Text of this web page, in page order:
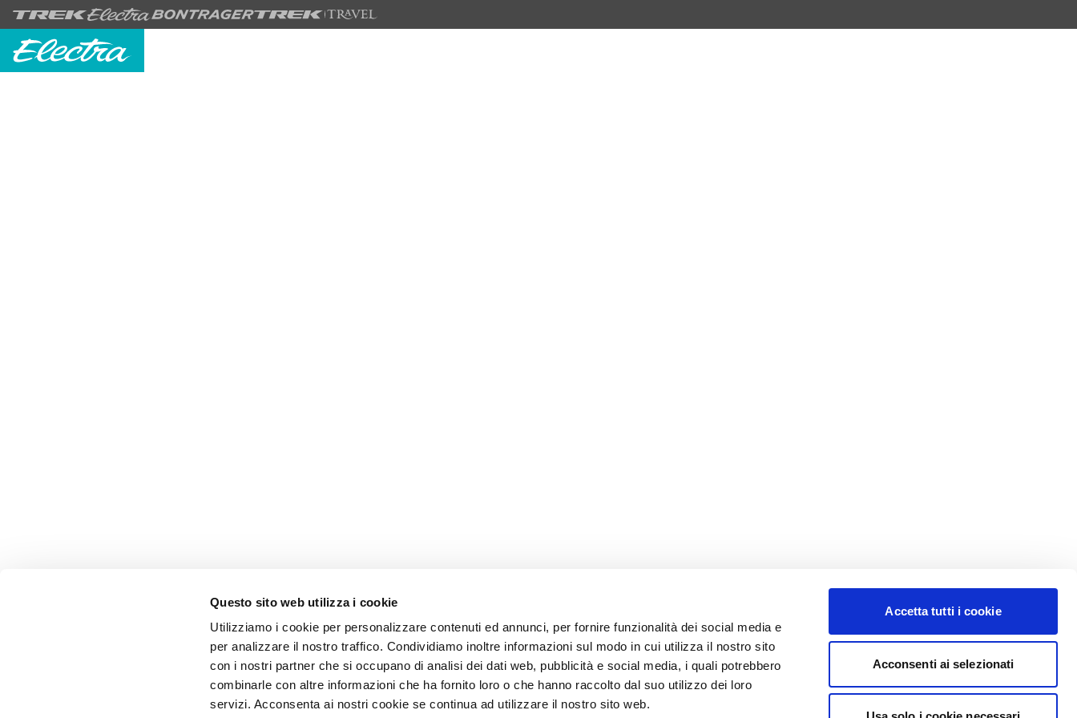
Questo sito web utilizza i cookie
Utilizziamo i cookie per personalizzare contenuti ed annunci, per fornire funzionalità dei social media e
per analizzare il nostro traffico. Condividiamo inoltre informazioni sul modo in cui utilizza il nostro sito
con i nostri partner che si occupano di analisi dei dati web, pubblicità e social media, i quali potrebbero
combinarle con altre informazioni che ha fornito loro o che hanno raccolto dal suo utilizzo dei loro
servizi. Acconsenta ai nostri cookie se continua ad utilizzare il nostro sito web.
Accetta tutti i cookie
Acconsenti ai selezionati